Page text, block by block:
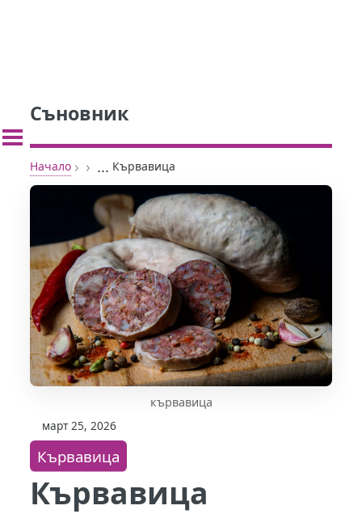
Съновник
Начало › › ... Кървавица
кървавица
март 25, 2026
Кървавица
Кървавица